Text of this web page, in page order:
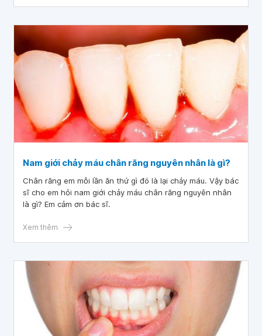
Nam giới chảy máu chân răng nguyên nhân là gì?
Chân răng em mỗi lần ăn thứ gì đó là lại chảy máu. Vậy bác
sĩ cho em hỏi nam giới chảy máu chân răng nguyên nhân
là gì? Em cảm ơn bác sĩ.
Xem thêm